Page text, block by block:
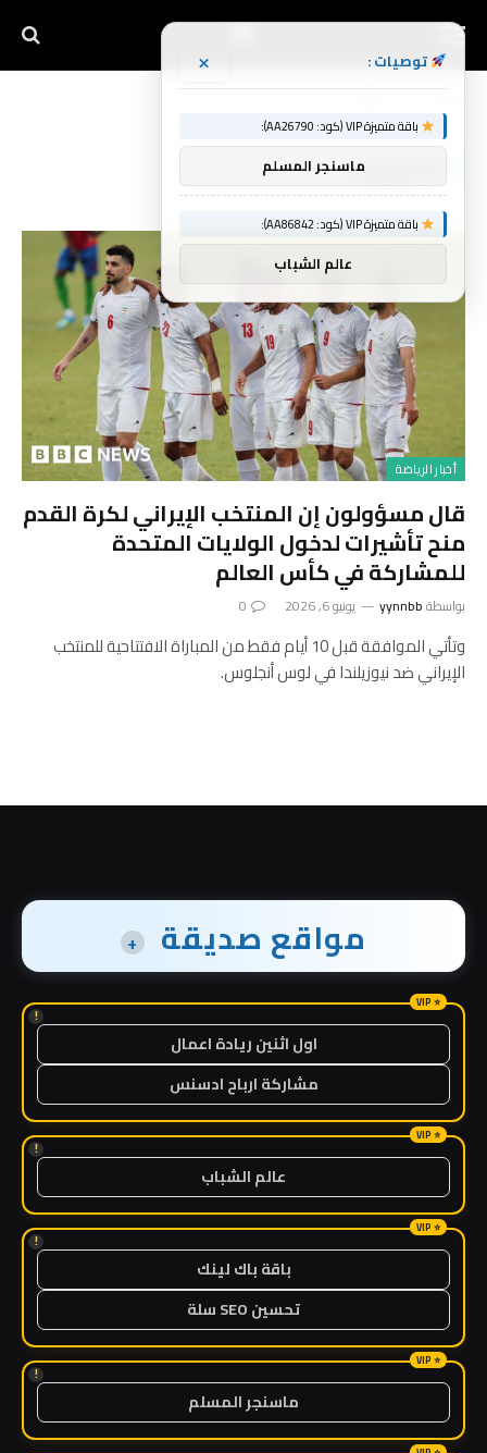
مسؤولون
أخبار الرياضة
قال مسؤولون إن المنتخب الإيراني لكرة القدم
منح تأشيرات لدخول الولايات المتحدة
للمشاركة في كأس العالم
بواسطةyynnbb يونيو 6, 2026 0
وتأتي الموافقة قبل 10 أيام فقط من المباراة الافتتاحية للمنتخب
الإيراني ضد نيوزيلندا في لوس أنجلوس.
مواقع صديقة +
!
اول اثنين ريادة اعمال
مشاركة ارباح ادسنس
!
عالم الشباب
!
باقة باك لينك
تحسين SEO سلة
!
ماسنجر المسلم
توصيات : ×
باقة متميزة VIP (كود: AA26790):
ماسنجر المسلم
باقة متميزة VIP (كود: AA86842):
عالم الشباب